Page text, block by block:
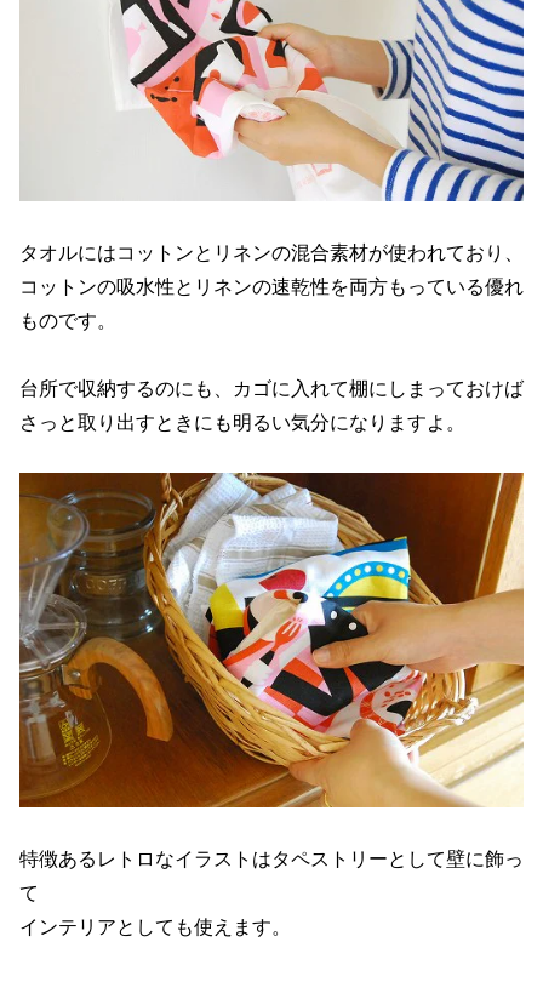
タオルにはコットンとリネンの混合素材が使われており、
コットンの吸水性とリネンの速乾性を両方もっている優れ
ものです。
台所で収納するのにも、カゴに入れて棚にしまっておけば
さっと取り出すときにも明るい気分になりますよ。
特徴あるレトロなイラストはタペストリーとして壁に飾っ
て
インテリアとしても使えます。